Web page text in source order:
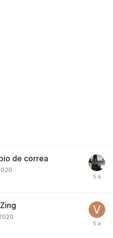
de correa